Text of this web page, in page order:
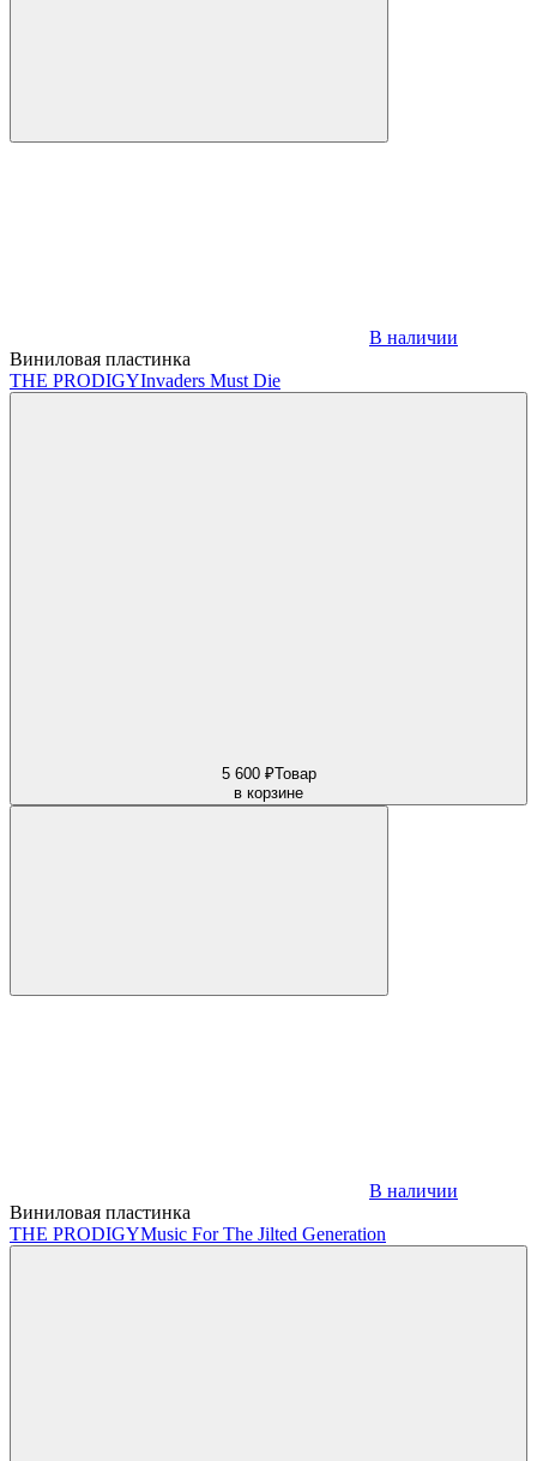
В наличии
Виниловая пластинка
THE PRODIGYInvaders Must Die
5 600 ₽Товар
в корзине
В наличии
Виниловая пластинка
THE PRODIGYMusic For The Jilted Generation